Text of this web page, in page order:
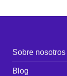
Sobre nosotros
Blog